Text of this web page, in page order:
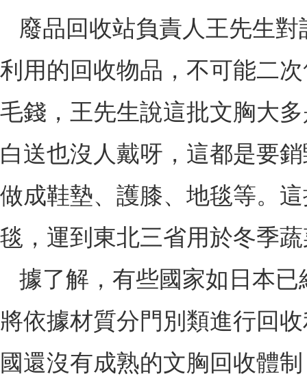
廢品回收站負責人王先生
利用的回收物品，不可能二
毛錢，王先生說這批文胸大
白送也沒人戴呀，這都是要
做成鞋墊、護膝、地毯等。
毯，運到東北三省用於冬季
據了解，有些國家如日本
將依據材質分門別類進行回
國還沒有成熟的文胸回收體